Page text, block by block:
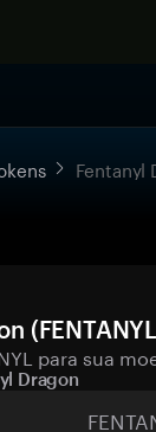
Fentanyl
para sua
Dragon